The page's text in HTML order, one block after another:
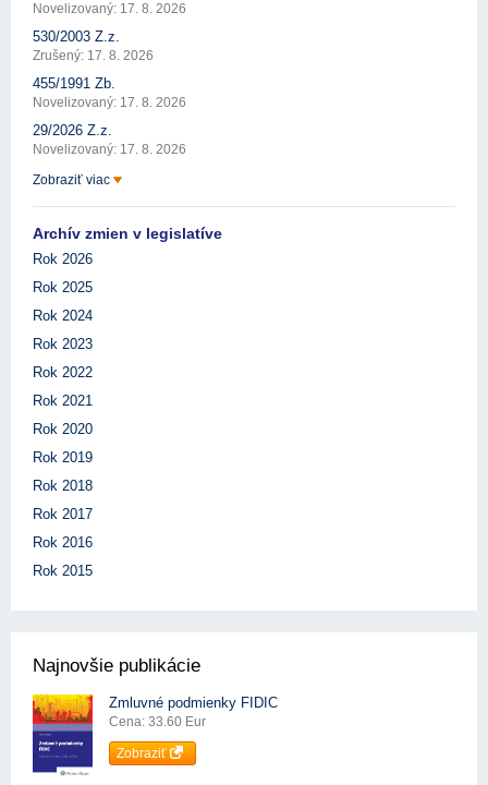
Novelizovaný: 17. 8. 2026
530/2003 Z.z.
Zrušený: 17. 8. 2026
455/1991 Zb.
Novelizovaný: 17. 8. 2026
29/2026 Z.z.
Novelizovaný: 17. 8. 2026
Zobraziť viac
Archív zmien v legislatíve
Rok 2026
Rok 2025
Rok 2024
Rok 2023
Rok 2022
Rok 2021
Rok 2020
Rok 2019
Rok 2018
Rok 2017
Rok 2016
Rok 2015
Najnovšie publikácie
Zmluvné podmienky FIDIC
Cena: 33.60 Eur
Zobraziť